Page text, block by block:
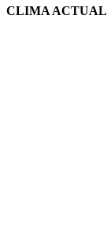
CLIMA ACTUAL